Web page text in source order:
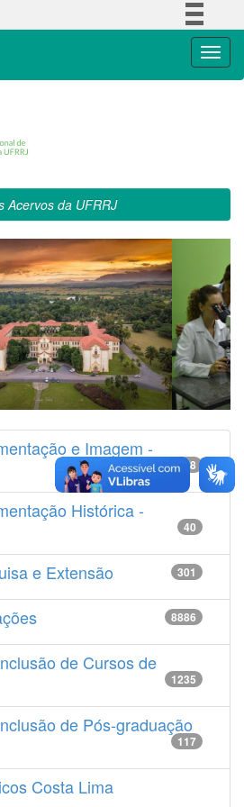
Acervos da UFRRJ
e Imagem -
14538
Histórica -
40
e Extensão 301
8886
de Cursos de
1235
de Pós-graduação
117
Costa Lima